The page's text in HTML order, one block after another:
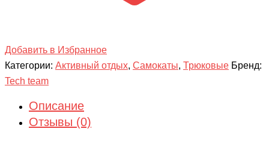
Добавить в Избранное
Категории: Активный отдых, Самокаты, Трюковые Бренд:
Tech team
Описание
Отзывы (0)